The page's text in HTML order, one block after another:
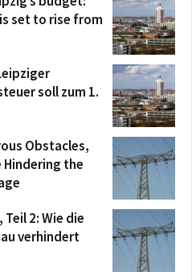
set to rise from
soll zum 1.
Obstacles,
Hindering the
2: Wie die
verhindert